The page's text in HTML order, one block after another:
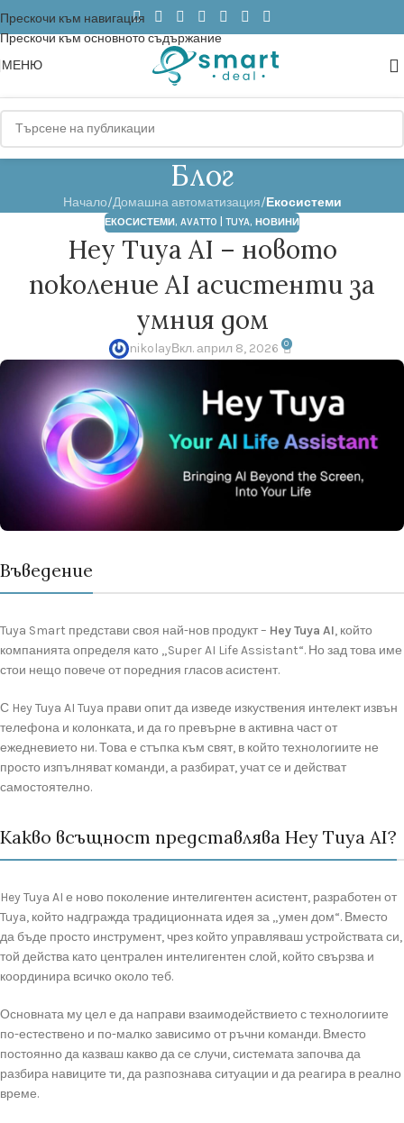
Прескочи към навигация
Прескочи към основното съдържание
МЕНЮ
Блог
Начало/Домашна автоматизация/Екосистеми
ЕКОСИСТЕМИ, AVATTO | TUYA, НОВИНИ
Hey Tuya AI – новото
поколение AI асистенти за
умния дом
nikolayВкл. април 8, 2026 0
Въведение
Tuya Smart представи своя най-нов продукт – Hey Tuya AI, който
компанията определя като „Super AI Life Assistant“. Но зад това име
стои нещо повече от поредния гласов асистент.
С Hey Tuya AI Tuya прави опит да изведе изкуствения интелект извън
телефона и колонката, и да го превърне в активна част от
ежедневието ни. Това е стъпка към свят, в който технологиите не
просто изпълняват команди, а разбират, учат се и действат
самостоятелно.
Какво всъщност представлява Hey Tuya AI?
Hey Tuya AI е ново поколение интелигентен асистент, разработен от
Tuya, който надгражда традиционната идея за „умен дом“. Вместо
да бъде просто инструмент, чрез който управляваш устройствата си,
той действа като централен интелигентен слой, който свързва и
координира всичко около теб.
Основната му цел е да направи взаимодействието с технологиите
по-естествено и по-малко зависимо от ръчни команди. Вместо
постоянно да казваш какво да се случи, системата започва да
разбира навиците ти, да разпознава ситуации и да реагира в реално
време.